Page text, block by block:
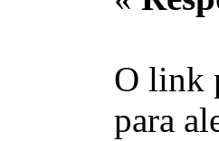
O link
para